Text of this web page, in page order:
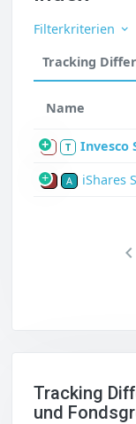
Filterkriterien
Tracking
Name
S T Invesco
P A iShares
Tracking
und